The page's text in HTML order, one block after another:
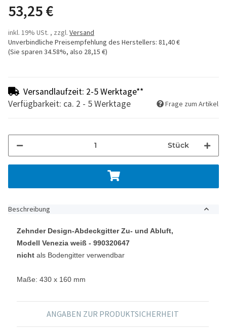
53,25 €
inkl. 19% USt. , zzgl. Versand
Unverbindliche Preisempfehlung des Herstellers: 81,40 €
(Sie sparen 34.58%, also 28,15 €)
Versandlaufzeit: 2-5 Werktage**
Verfügbarkeit: ca. 2 - 5 Werktage
Frage zum Artikel
Stück
Beschreibung
Zehnder Design-Abdeckgitter Zu- und Abluft,
Modell Venezia weiß - 990320647
nicht als Bodengitter verwendbar
Maße: 430 x 160 mm
ANGABEN ZUR PRODUKTSICHERHEIT